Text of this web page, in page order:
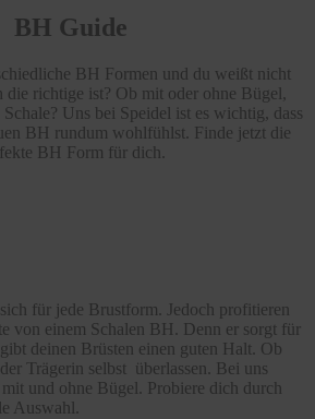
BH Guide
BH Formen und du weißt nicht
richtige ist? Ob mit oder ohne Bügel,
Uns bei Speidel ist es wichtig, dass
BH rundum wohlfühlst. Finde jetzt die
BH Form für dich.
für jede Brustform. Jedoch profitieren
von einem Schalen BH. Denn er sorgt für
deinen Brüsten einen guten Halt. Ob
Trägerin selbst überlassen. Bei uns
und ohne Bügel. Probiere dich durch
Auswahl.